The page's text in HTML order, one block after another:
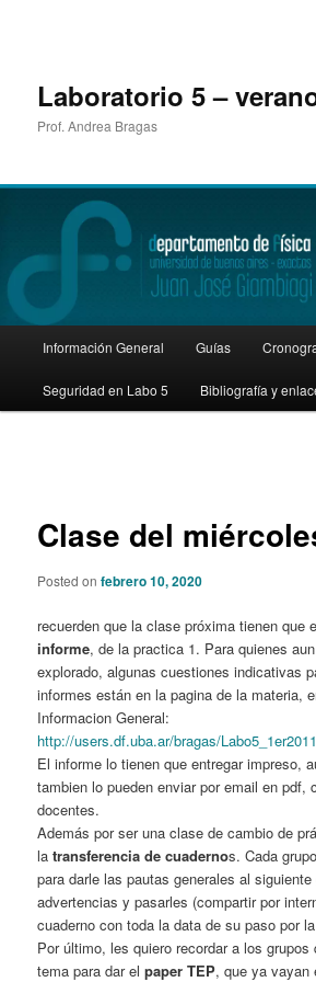
Laboratorio 5 –
Prof. Andrea Bragas
Skip
to
Información General Guías
Seguridad en Labo 5 Bibliografía y
Clase del
Posted onfebrero 10, 2020
recuerden que la clase próxima tienen que
informe, de la practica 1. Para quienes
explorado, algunas cuestiones indicativas
informes están en la pagina de la materia,
Informacion General:
http://users.df.uba.ar/bragas/
El informe lo tienen que entregar impreso,
tambien lo pueden enviar por email en pdf,
docentes.
Además por ser una clase de cambio de
latransferencia de cuadernos. Cada
para darle las pautas generales al
advertencias y pasarles (compartir por
cuaderno con toda la data de su paso por
Por último, les quiero recordar a los grupos
tema para dar elpaper TEP, que ya vayan